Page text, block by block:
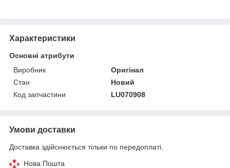
Характеристики
Основні атрибути
Виробник
Оригінал
Стан
Новий
Код запчастини
LU070908
Умови доставки
Доставка здійснюється тільки по передоплаті.
Нова Пошта